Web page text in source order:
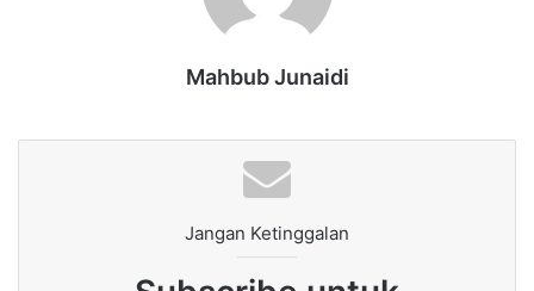
Mahbub Junaidi
Jangan Ketinggalan